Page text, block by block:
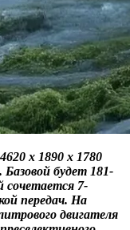
x 1890 x 1780
будет 181-
сочетается 7-
передач. На
двигателя